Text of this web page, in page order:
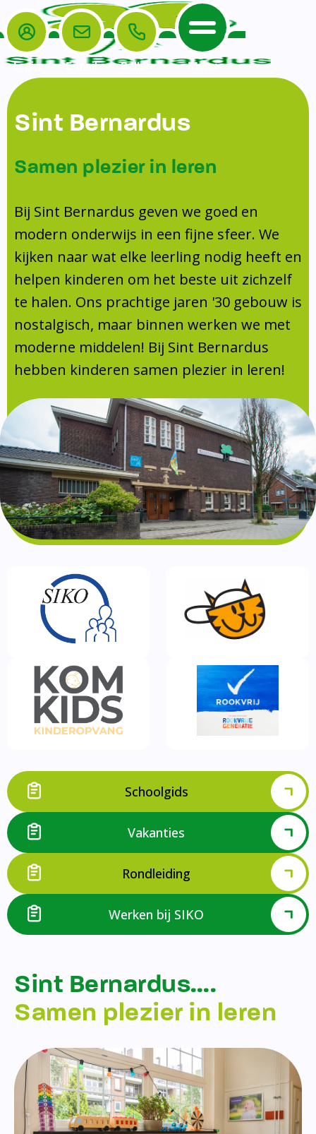
Home
De School
Veiligheidsplan
Onderwijs
Leerlingenraad
Leerlingenzorg
Doorstroomtoets
Jeugdprofessional op school
Centrum Jeugd en Gezin
Schoollogopedie
schoolondersteuningsprofiel
Schooltijden
Absentie
Vakanties
Aanmelden
Schoolgids
Gezonde school
Kinderopvang
BSO
Routebeschrijving
Privacy
Het Team
Ouders
Ouders
TussenSchoolse Opvang (TSO)
Ouderraad (OR)
Medezeggenschapsraad (MR)
Formulieren
Klachtenregeling
Contact
Login E-mail Bellen Menu
Sint Bernardus
Samen plezier in leren
Bij Sint Bernardus geven we goed en
modern onderwijs in een fijne sfeer. We
kijken naar wat elke leerling nodig heeft en
helpen kinderen om het beste uit zichzelf
te halen. Ons prachtige jaren '30 gebouw is
nostalgisch, maar binnen werken we met
moderne middelen! Bij Sint Bernardus
hebben kinderen samen plezier in leren!
Schoolgids
Vakanties
Rondleiding
Werken bij SIKO
Sint Bernardus….
Samen plezier in leren